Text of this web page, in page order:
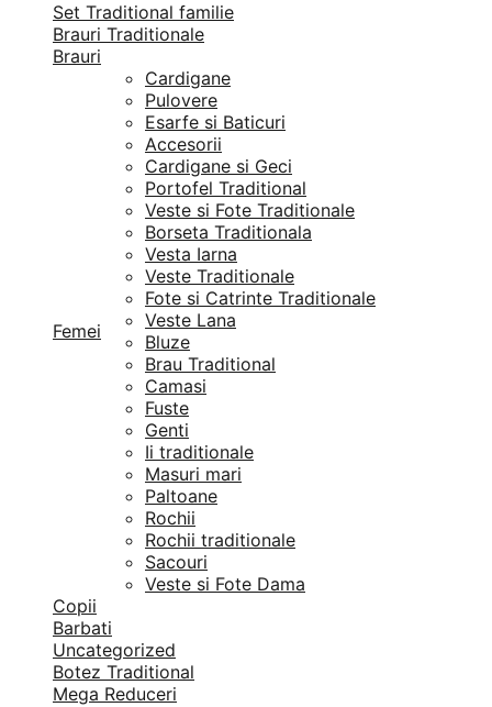
Set Traditional familie
Brauri Traditionale
Brauri
Femei
Cardigane
Pulovere
Esarfe si Baticuri
Accesorii
Cardigane si Geci
Portofel Traditional
Veste si Fote Traditionale
Borseta Traditionala
Vesta Iarna
Veste Traditionale
Fote si Catrinte Traditionale
Veste Lana
Bluze
Brau Traditional
Camasi
Fuste
Genti
Ii traditionale
Masuri mari
Paltoane
Rochii
Rochii traditionale
Sacouri
Veste si Fote Dama
Copii
Barbati
Uncategorized
Botez Traditional
Mega Reduceri